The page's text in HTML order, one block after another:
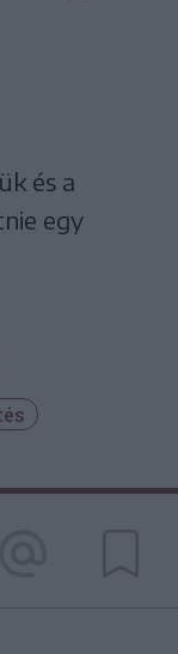
és a
egy